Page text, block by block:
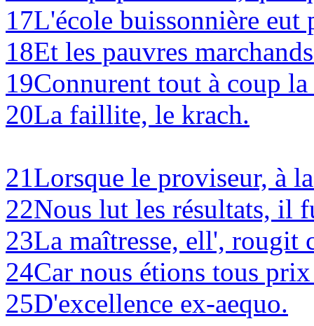
17L'école buissonnière eut
18Et les pauvres
19Connurent tout à coup
20La faillite, le krach.
21Lorsque le proviseur, à
22Nous lut les résultats, il
23La maîtresse, ell', rougit
24Car nous étions tous
25D'excellence ex-aequo.